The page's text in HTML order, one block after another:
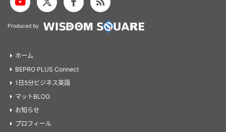
Produced by
ホーム
BEPRO PLUS Connect
1日5分ビジネス英語
マットBLOG
お知らせ
プロフィール